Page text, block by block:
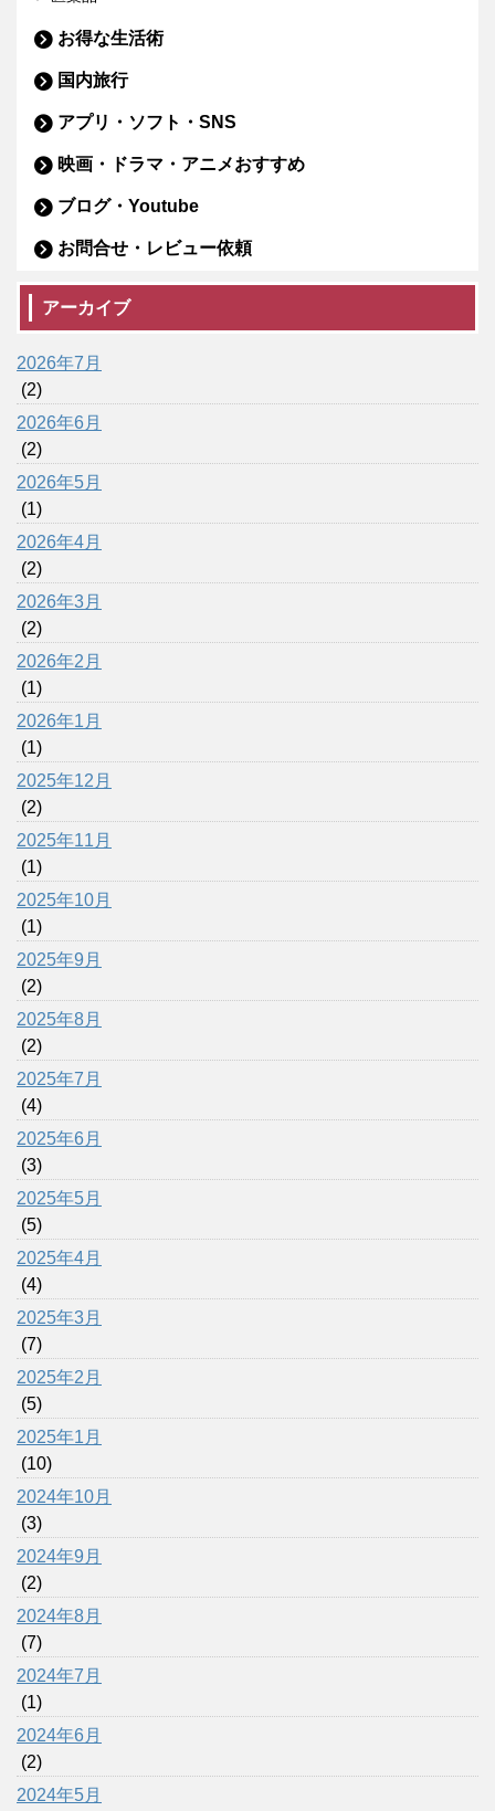
お得な生活術
国内旅行
アプリ・ソフト・SNS
映画・ドラマ・アニメおすすめ
ブログ・Youtube
お問合せ・レビュー依頼
アーカイブ
2026年7月
(2)
2026年6月
(2)
2026年5月
(1)
2026年4月
(2)
2026年3月
(2)
2026年2月
(1)
2026年1月
(1)
2025年12月
(2)
2025年11月
(1)
2025年10月
(1)
2025年9月
(2)
2025年8月
(2)
2025年7月
(4)
2025年6月
(3)
2025年5月
(5)
2025年4月
(4)
2025年3月
(7)
2025年2月
(5)
2025年1月
(10)
2024年10月
(3)
2024年9月
(2)
2024年8月
(7)
2024年7月
(1)
2024年6月
(2)
2024年5月